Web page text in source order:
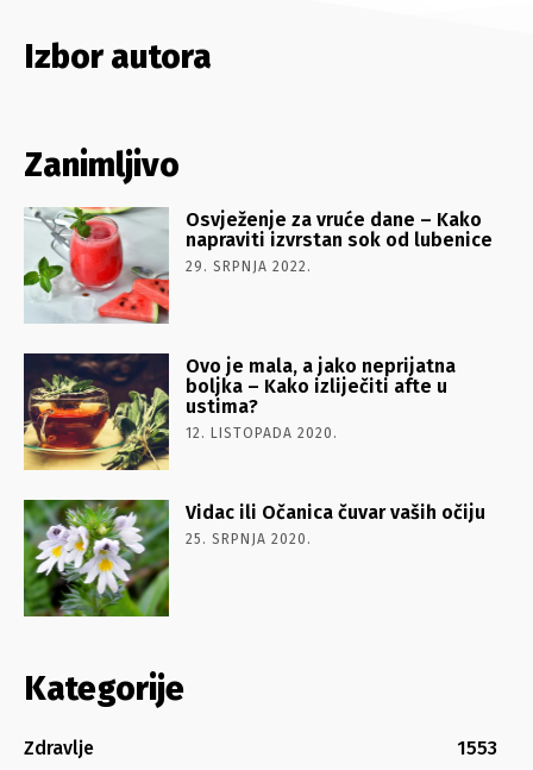
Izbor autora
Zanimljivo
Osvježenje za vruće dane – Kako
napraviti izvrstan sok od lubenice
29. SRPNJA 2022.
Ovo je mala, a jako neprijatna
boljka – Kako izliječiti afte u
ustima?
12. LISTOPADA 2020.
Vidac ili Očanica čuvar vaših očiju
25. SRPNJA 2020.
Kategorije
Zdravlje
1553